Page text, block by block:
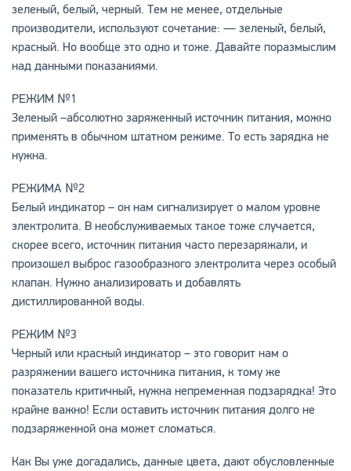
зеленый, белый, черный. Тем не менее, отдельные
производители, используют сочетание: — зеленый, белый,
красный. Но вообще это одно и тоже. Давайте поразмыслим
над данными показаниями.
РЕЖИМ №1
Зеленый –абсолютно заряженный источник питания, можно
применять в обычном штатном режиме. То есть зарядка не
нужна.
РЕЖИМА №2
Белый индикатор – он нам сигнализирует о малом уровне
электролита. В необслуживаемых такое тоже случается,
скорее всего, источник питания часто перезаряжали, и
произошел выброс газообразного электролита через особый
клапан. Нужно анализировать и добавлять
дистиллированной воды.
РЕЖИМ №3
Черный или красный индикатор – это говорит нам о
разряжении вашего источника питания, к тому же
показатель критичный, нужна непременная подзарядка! Это
крайне важно! Если оставить источник питания долго не
подзаряженной она может сломаться.
Как Вы уже догадались, данные цвета, дают обусловленные